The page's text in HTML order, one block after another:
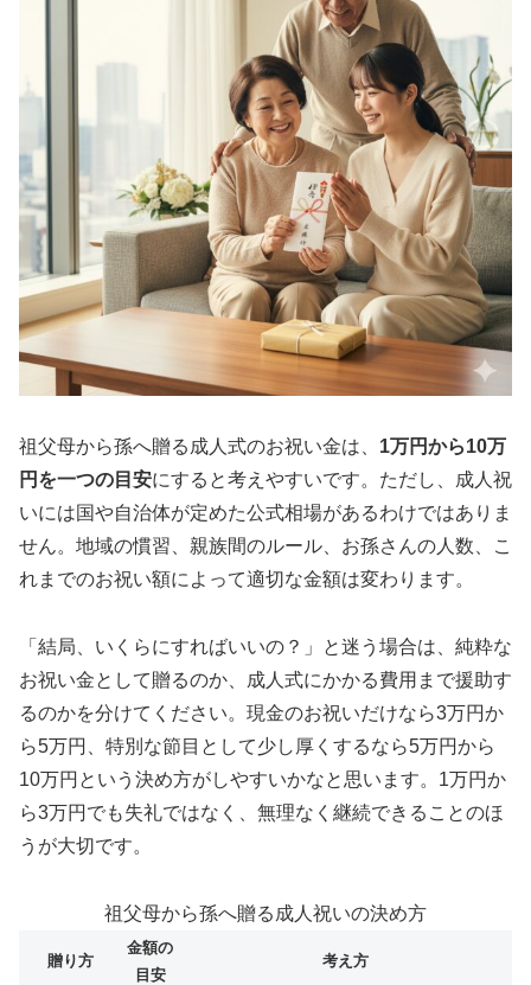
祖父母から孫へ贈る成人式のお祝い金は、 1万円から10万
円を一つの目安にすると考えやすいです。ただし、成人祝
いには国や自治体が定めた公式相場があるわけではありま
せん。地域の慣習、親族間のルール、お孫さんの人数、こ
れまでのお祝い額によって適切な金額は変わります。
「結局、いくらにすればいいの？」と迷う場合は、純粋な
お祝い金として贈るのか、成人式にかかる費用まで援助す
るのかを分けてください。現金のお祝いだけなら3万円か
ら5万円、特別な節目として少し厚くするなら5万円から
10万円という決め方がしやすいかなと思います。1万円か
ら3万円でも失礼ではなく、無理なく継続できることのほ
うが大切です。
祖父母から孫へ贈る成人祝いの決め方
贈り方
金額の
目安
考え方